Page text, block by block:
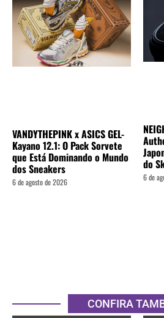
VANDYTHEPINK x ASICS GEL-
Kayano 12.1: O Pack Sorvete
que Está Dominando o Mundo
dos Sneakers
6 de agosto de 2026
do
6 de
CONFIRA